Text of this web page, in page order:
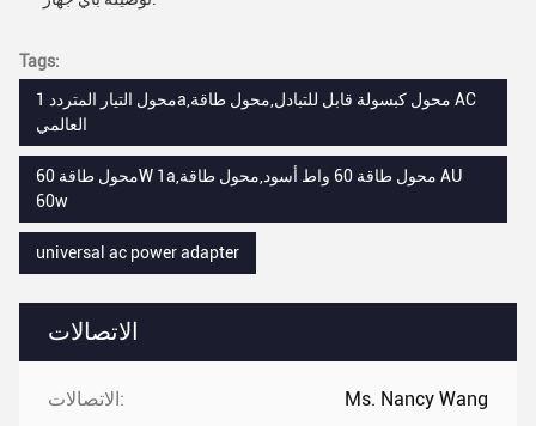
الاتصالات
الاتصالات: Ms. Nancy Wang
Tags:
محول التيار المتردد 1a,محول كبسولة قابل للتبادل,محول طاقة AC
العالمي
محول طاقة 60W 1a,محول طاقة 60 واط أسود,محول طاقة AU
60w
universal ac power adapter